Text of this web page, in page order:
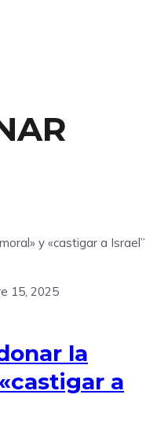
15, 2025
la
a